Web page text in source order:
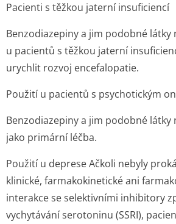
Pacienti s těžkou jaterní insuficiencí
Benzodiazepiny a jim podobné látky
u pacientů s těžkou jaterní
urychlit rozvoj encefalopatie.
Použití u pacientů s psychotickým
Benzodiazepiny a jim podobné
jako primární léčba.
Použití u depreseAčkoli nebyly
klinické, farmakokinetické ani
interakce se selektivními inhibitory
vychytávání serotoninu (SSRI),